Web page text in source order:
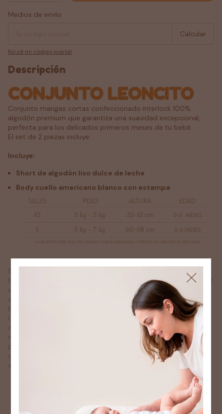
Entregas para el CP:
Medios de envío
Calcular
No sé mi código postal
Descripción
CONJUNTO LEONCITO
Conjunto mangas cortas confeccionado interlock 100%
algodón premium que garantiza una suavidad excepcional,
perfecta para los delicados primeros meses de tu bebé.
El set de 2 piezas incluye:
Incluye:
Short de algodón liso dulce de leche
Body cuello americano blanco con estampa
Somos una empresa dedicada a la fabricación de ropa de
bebé con un enfoque especial en la comodidad, la calidad y el
diseño. Nuestro compromiso es crear prendas que no solo
sean adorables, sino también funcionales y seguras para tu
bebé.
Utilizamos materiales suaves y respetuosos con la piel,
cuidando cada detalle para garantizar la satisfacción de
nuestros clientes. Podes encontrar bodys, set de nacimiento,
pantalones, ranitas, ropita de abrigo y mucho más, nuestras
colecciones ofrecen una amplia variedad de opciones para
vestir a tu bebé adorablemente cómodo.